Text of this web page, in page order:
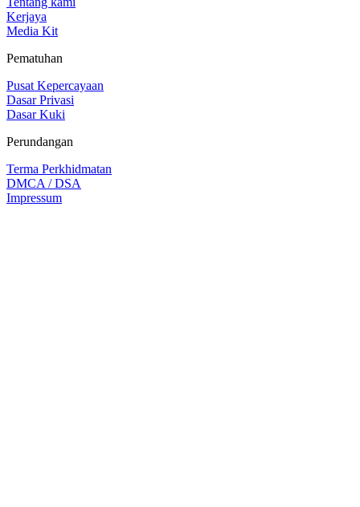
Kerjaya
Media Kit
Pematuhan
Pusat Kepercayaan
Dasar Privasi
Dasar Kuki
Perundangan
Terma Perkhidmatan
DMCA / DSA
Impressum